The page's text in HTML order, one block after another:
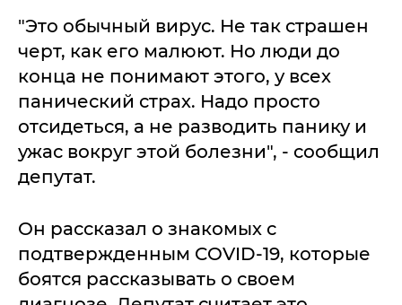
"Это обычный вирус. Не так страшен
черт, как его малюют. Но люди до
конца не понимают этого, у всех
панический страх. Надо просто
отсидеться, а не разводить панику и
ужас вокруг этой болезни", - сообщил
депутат.
Он рассказал о знакомых с
подтвержденным COVID-19, которые
боятся рассказывать о своем